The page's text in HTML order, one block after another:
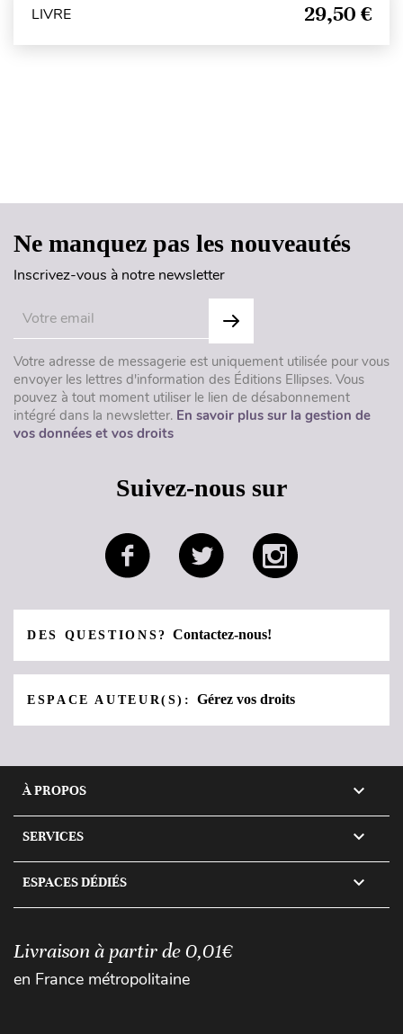
LIVRE 29,50 €
Ne manquez pas les nouveautés
Inscrivez-vous à notre newsletter
Votre adresse de messagerie est uniquement utilisée pour vous
envoyer les lettres d'information des Éditions Ellipses. Vous
pouvez à tout moment utiliser le lien de désabonnement
intégré dans la newsletter. En savoir plus sur la gestion de
vos données et vos droits
Suivez-nous sur
DES QUESTIONS?Contactez-nous!
ESPACE AUTEUR(S):Gérez vos droits
À PROPOS 
SERVICES 
ESPACES DÉDIÉS 
Livraison à partir de 0,01€
en France métropolitaine